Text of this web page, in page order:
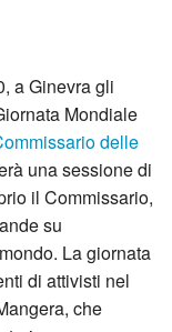
a Ginevra gli
Mondiale
delle
una sessione di
il Commissario,
su
La giornata
di attivisti nel
che